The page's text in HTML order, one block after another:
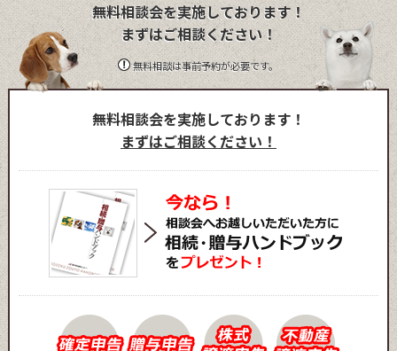
無料相談会を実施しております！
まずはご相談ください！
無料相談は事前予約が必要です。
無料相談会を実施しております！
まずはご相談ください！